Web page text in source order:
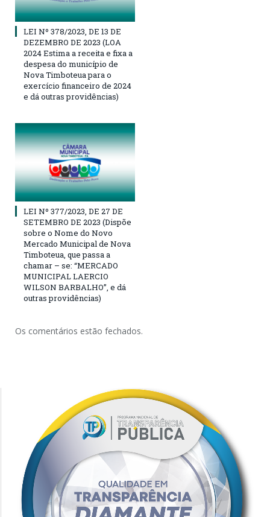
LEI Nº 378/2023, DE 13 DE
DEZEMBRO DE 2023 (LOA
2024 Estima a receita e fixa a
despesa do município de
Nova Timboteua para o
exercício financeiro de 2024
e dá outras providências)
LEI Nº 377/2023, DE 27 DE
SETEMBRO DE 2023 (Dispõe
sobre o Nome do Novo
Mercado Municipal de Nova
Timboteua, que passa a
chamar – se: “MERCADO
MUNICIPAL LAERCIO
WILSON BARBALHO”, e dá
outras providências)
Os comentários estão fechados.